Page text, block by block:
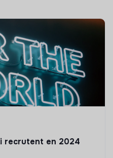
recrutent en 2024